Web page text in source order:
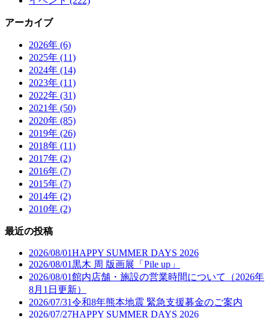
アーカイブ
2026年 (6)
2025年 (11)
2024年 (14)
2023年 (11)
2022年 (31)
2021年 (50)
2020年 (85)
2019年 (26)
2018年 (11)
2017年 (2)
2016年 (7)
2015年 (7)
2014年 (2)
2010年 (2)
最近の投稿
2026/08/01HAPPY SUMMER DAYS 2026
2026/08/01黒木 周 版画展「Pile up」
2026/08/01館内店舗・施設の営業時間について（2026年
8月1日更新）
2026/07/31令和8年熊本地震 緊急支援募金のご案内
2026/07/27HAPPY SUMMER DAYS 2026